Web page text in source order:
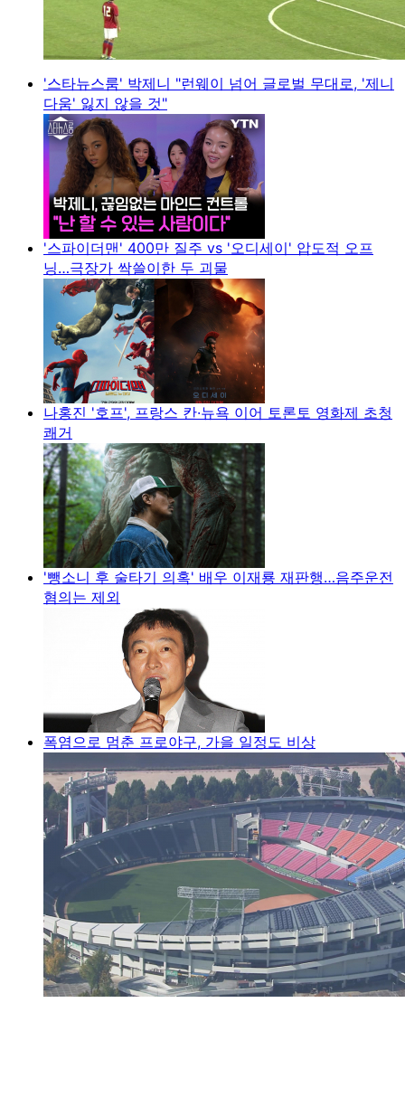
'스타뉴스룸' 박제니 "런웨이 넘어 글로벌 무대로, '제니
다움' 잃지 않을 것"
'스파이더맨' 400만 질주 vs '오디세이' 압도적 오프
닝…극장가 싹쓸이한 두 괴물
나홍진 '호프', 프랑스 칸·뉴욕 이어 토론토 영화제 초청
쾌거
'뺑소니 후 술타기 의혹' 배우 이재룡 재판행…음주운전
혐의는 제외
폭염으로 멈춘 프로야구, 가을 일정도 비상